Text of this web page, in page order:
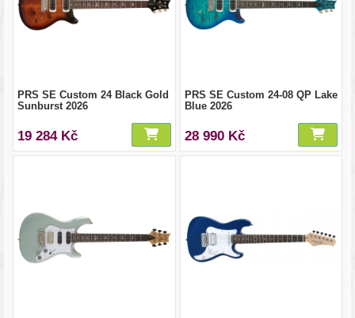
PRS SE Custom 24 Black Gold
Sunburst 2026
19 284 Kč
PRS SE Custom 24-08 QP Lake
Blue 2026
28 990 Kč